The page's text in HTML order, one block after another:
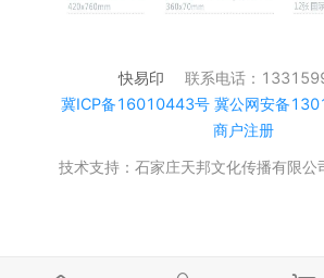
快易印
联系电话：
冀ICP备16010443号 冀公网安备
商户注册
技术支持：石家庄天邦文化传播有限